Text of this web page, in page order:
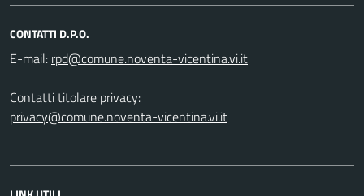
CONTATTI D.P.O.
E-mail:
Contatti titolare privacy:
privacy@comune.noventa-vicentina.vi.it